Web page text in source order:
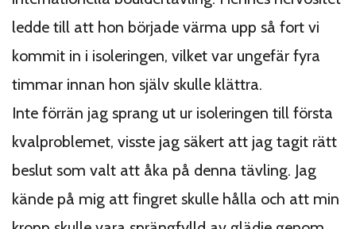
ledde till att hon började värma upp så fort vi
kommit in i isoleringen, vilket var ungefär fyra
timmar innan hon själv skulle klättra.
Inte förrän jag sprang ut ur isoleringen till första
kvalproblemet, visste jag säkert att jag tagit rätt
beslut som valt att åka på denna tävling. Jag
kände på mig att fingret skulle hålla och att min